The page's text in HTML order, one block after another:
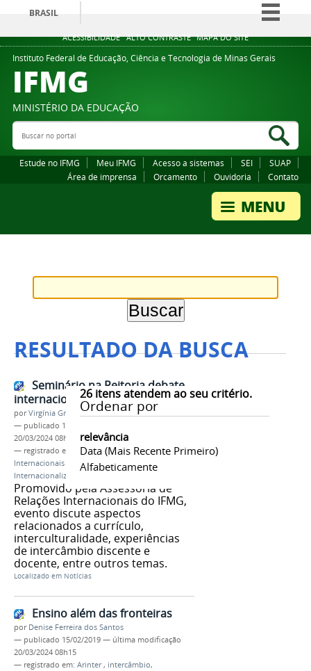
ACESSIBILIDADE ALTO CONTRASTE MAPA DO SITE
BRASIL
Simplifique!
Comunica BR
Legislação
Instituto Federal de Educação, Ciência e Tecnologia de Minas Gerais
IFMG
MINISTÉRIO DA EDUCAÇÃO
Buscar no portal
Estude no IFMG Meu IFMG Acesso a sistemas SEI
SUAP
Área de imprensa
Orcamento Ouvidoria Contato
RESULTADO DA BUSCA
26itens atendem ao seu critério.
Ordenar por
relevância
Data (mais Recente Primeiro)
Alfabeticamente
Seminário na Reitoria debate
internacionalização
porVirgínia Graziela Fonseca Barbosa
— publicado 11/02/2019
20/03/2024 08h28
— registrado em:
Assessoria de Relações
Internacionais
Arinter Seminário de
Internacionalização
Promovido pela Assessoria de
Relações Internacionais do IFMG,
evento discute aspectos
relacionados a currículo,
interculturalidade, experiências
de intercâmbio discente e
docente, entre outros temas.
Localizado em Notícias
Ensino além das fronteiras
por Denise Ferreira dos Santos
— publicado 15/02/2019 — última modificação
20/03/2024 08h15
— registrado em: Arinter, intercâmbio,